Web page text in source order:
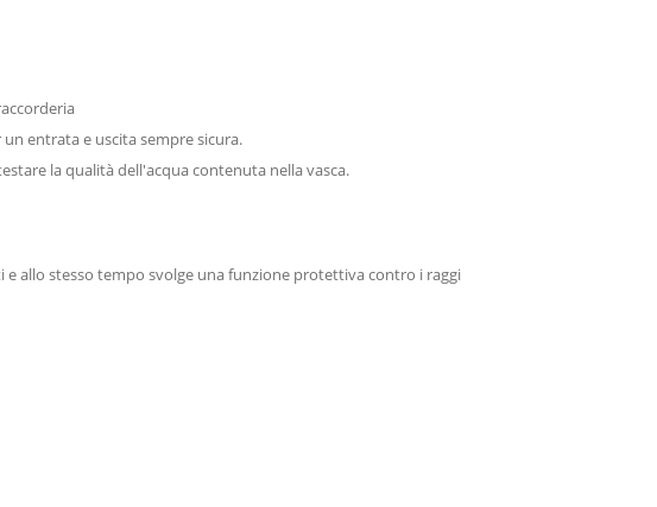
entrata e uscita sempre sicura.
la qualità dell'acqua contenuta nella vasca.
allo stesso tempo svolge una funzione protettiva contro i raggi